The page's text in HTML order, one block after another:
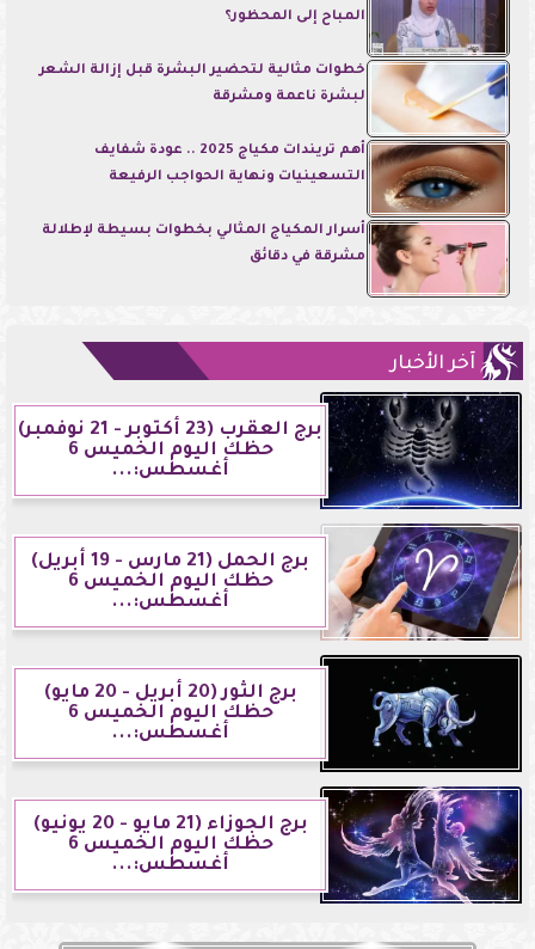
المباح إلى المحظور؟
خطوات مثالية لتحضير البشرة قبل إزالة الشعر
لبشرة ناعمة ومشرقة
أهم تريندات مكياج 2025 .. عودة شفايف
التسعينيات ونهاية الحواجب الرفيعة
أسرار المكياج المثالي بخطوات بسيطة لإطلالة
مشرقة في دقائق
آخر الأخبار
برج العقرب (23 أكتوبر - 21 نوفمبر)
حظك اليوم الخميس 6
أغسطس:...
برج الحمل (21 مارس - 19 أبريل)
حظك اليوم الخميس 6
أغسطس:...
برج الثور (20 أبريل - 20 مايو)
حظك اليوم الخميس 6
أغسطس:...
برج الجوزاء (21 مايو - 20 يونيو)
حظك اليوم الخميس 6
أغسطس:...